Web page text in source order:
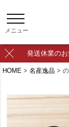
発送休業の
HOME 名産逸品